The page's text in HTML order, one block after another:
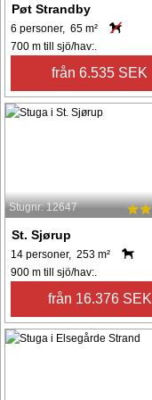
Pøt Strandby
6 personer, 65 m²
700 m till sjö/hav:.
från 6.535 SEK
Stugnr: 12647
St. Sjørup
14 personer, 253 m²
900 m till sjö/hav:.
från 16.376 SEK